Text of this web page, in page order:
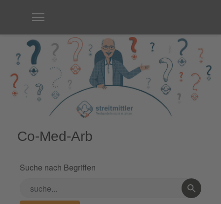
Co-Med-Arb
Suche nach Begriffen